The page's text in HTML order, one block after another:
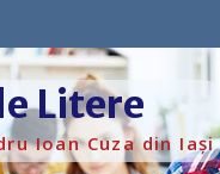
Litere
Ioan Cuza din Iași